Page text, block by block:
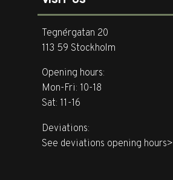
Tegnérgatan 20
113 59 Stockholm
Opening hours:
Mon-Fri: 10-18
Sat: 11-16
Deviations:
See deviations opening hours>